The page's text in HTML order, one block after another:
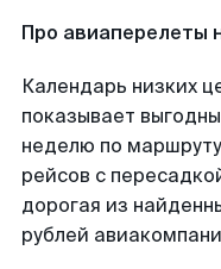
Про авиаперелеты
Календарь низких
показывает
неделю по
рейсов с
дорогая из
рублей